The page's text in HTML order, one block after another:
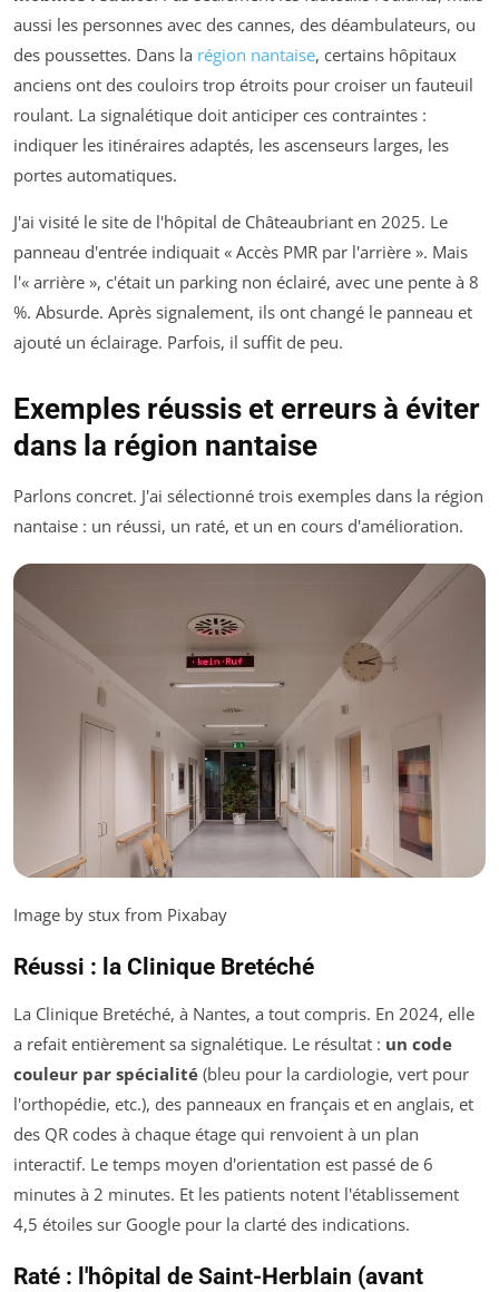
aussi les personnes avec des cannes, des déambulateurs, ou
des poussettes. Dans la région nantaise, certains hôpitaux
anciens ont des couloirs trop étroits pour croiser un fauteuil
roulant. La signalétique doit anticiper ces contraintes :
indiquer les itinéraires adaptés, les ascenseurs larges, les
portes automatiques.
J'ai visité le site de l'hôpital de Châteaubriant en 2025. Le
panneau d'entrée indiquait « Accès PMR par l'arrière ». Mais
l'« arrière », c'était un parking non éclairé, avec une pente à 8
%. Absurde. Après signalement, ils ont changé le panneau et
ajouté un éclairage. Parfois, il suffit de peu.
Exemples réussis et erreurs à éviter
dans la région nantaise
Parlons concret. J'ai sélectionné trois exemples dans la région
nantaise : un réussi, un raté, et un en cours d'amélioration.
Image by stux from Pixabay
Réussi : la Clinique Bretéché
La Clinique Bretéché, à Nantes, a tout compris. En 2024, elle
a refait entièrement sa signalétique. Le résultat : un code
couleur par spécialité (bleu pour la cardiologie, vert pour
l'orthopédie, etc.), des panneaux en français et en anglais, et
des QR codes à chaque étage qui renvoient à un plan
interactif. Le temps moyen d'orientation est passé de 6
minutes à 2 minutes. Et les patients notent l'établissement
4,5 étoiles sur Google pour la clarté des indications.
Raté : l'hôpital de Saint-Herblain (avant